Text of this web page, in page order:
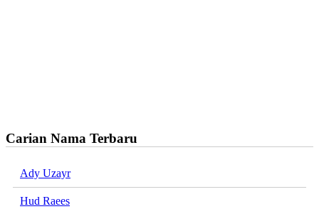
Carian Nama Terbaru
Ady Uzayr
Hud Raees